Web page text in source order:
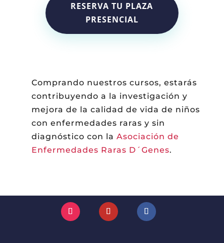
RESERVA TU PLAZA
PRESENCIAL
Comprando nuestros cursos, estarás
contribuyendo a la investigación y
mejora de la calidad de vida de niños
con enfermedades raras y sin
diagnóstico con la Asociación de
Enfermedades Raras D´Genes.
Instagram YouTube Facebook